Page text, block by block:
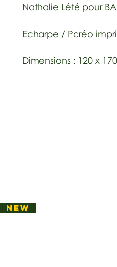
Nathalie Lété pour
Echarpe / Paréo
Dimensions : 120 x
NEW